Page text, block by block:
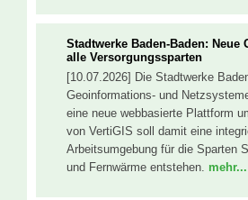
Stadtwerke Baden-Baden: Neue
alle Versorgungssparten
[10.07.2026] Die Stadtwerke
Geoinformations- und
eine neue webbasierte Plattform
von VertiGIS soll damit eine
Arbeitsumgebung für die Sparten
und Fernwärme entstehen. mehr...